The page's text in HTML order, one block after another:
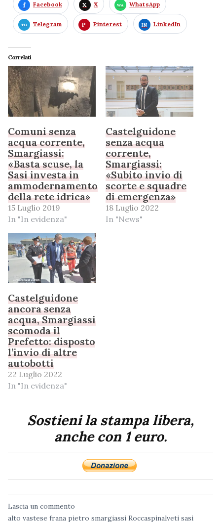
Facebook X WhatsApp
Telegram Pinterest LinkedIn
Correlati
Comuni senza
acqua corrente,
Smargiassi:
«Basta scuse, la
Sasi investa in
ammodernamento
della rete idrica»
15 Luglio 2019
In "In evidenza"
Castelguidone
senza acqua
corrente,
Smargiassi:
«Subito invio di
scorte e squadre
di emergenza»
18 Luglio 2022
In "News"
Castelguidone
ancora senza
acqua, Smargiassi
scomoda il
Prefetto: disposto
l’invio di altre
autobotti
22 Luglio 2022
In "In evidenza"
Sostieni la stampa libera,
anche con 1 euro.
Lascia un commento
alto vastese frana pietro smargiassi Roccaspinalveti sasi